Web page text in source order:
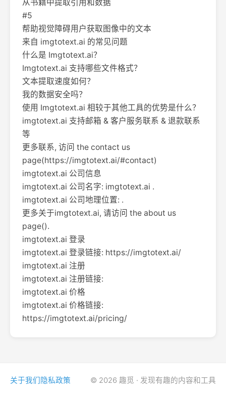
从书籍中提取引用和数据
#5
帮助视觉障碍用户获取图像中的文本
来自 imgtotext.ai 的常见问题
什么是 Imgtotext.ai？
Imgtotext.ai 支持哪些文件格式？
文本提取速度如何？
我的数据安全吗？
使用 Imgtotext.ai 相较于其他工具的优势是什么？
imgtotext.ai 支持邮箱 & 客户服务联系 & 退款联系
等
更多联系, 访问 the contact us
page(https://imgtotext.ai/#contact)
imgtotext.ai 公司信息
imgtotext.ai 公司名字: imgtotext.ai .
imgtotext.ai 公司地理位置: .
更多关于imgtotext.ai, 请访问 the about us
page().
imgtotext.ai 登录
imgtotext.ai 登录链接: https://imgtotext.ai/
imgtotext.ai 注册
imgtotext.ai 注册链接:
imgtotext.ai 价格
imgtotext.ai 价格链接:
https://imgtotext.ai/pricing/
关于我们 隐私政策 © 2026 趣觅 · 发现有趣的内容和工具